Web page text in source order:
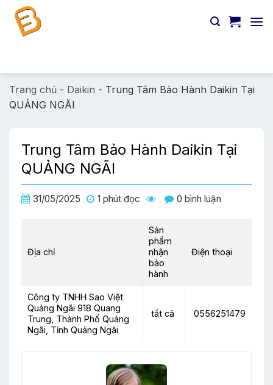
Chuyển
đến
Trang chủ - Daikin - Trung Tâm Bảo Hành Daikin Tại
QUẢNG NGÃI
Trung Tâm Bảo Hành Daikin Tại
QUẢNG NGÃI
31/05/2025 1 phút đọc 0 bình luận
Địa chỉ
Sản
phẩm
nhận
bảo
hành
Điện thoại
Công ty TNHH Sao Việt
Quảng Ngãi 918 Quang
Trung, Thành Phố Quảng
Ngãi, Tỉnh Quảng Ngãi
tất cả 0556251479